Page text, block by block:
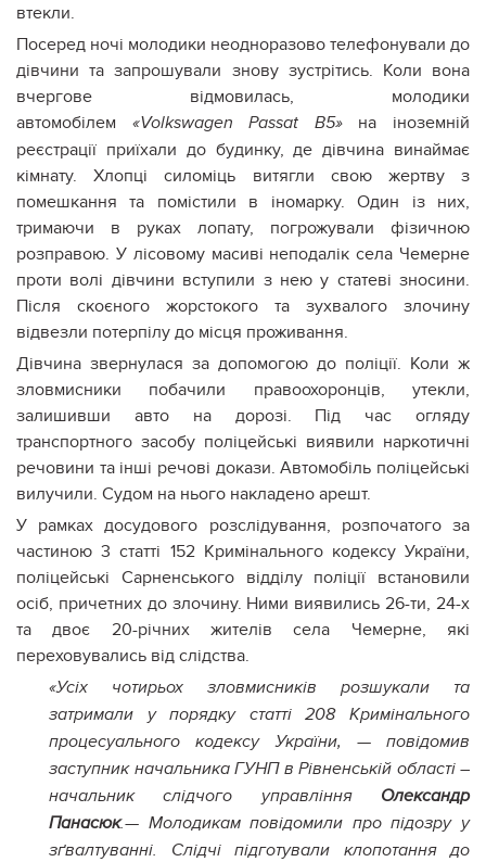
втекли.
Посеред ночі молодики неодноразово телефонували до
дівчини та запрошували знову зустрітись. Коли вона
вчергове відмовилась, молодики
автомобілем «Volkswagen Passat B5» на іноземній
реєстрації приїхали до будинку, де дівчина винаймає
кімнату. Хлопці силоміць витягли свою жертву з
помешкання та помістили в іномарку. Один із них,
тримаючи в руках лопату, погрожували фізичною
розправою. У лісовому масиві неподалік села Чемерне
проти волі дівчини вступили з нею у статеві зносини.
Після скоєного жорстокого та зухвалого злочину
відвезли потерпілу до місця проживання.
Дівчина звернулася за допомогою до поліції. Коли ж
зловмисники побачили правоохоронців, утекли,
залишивши авто на дорозі. Під час огляду
транспортного засобу поліцейські виявили наркотичні
речовини та інші речові докази. Автомобіль поліцейські
вилучили. Судом на нього накладено арешт.
У рамках досудового розслідування, розпочатого за
частиною 3 статті 152 Кримінального кодексу України,
поліцейські Сарненського відділу поліції встановили
осіб, причетних до злочину. Ними виявились 26-ти, 24-х
та двоє 20-річних жителів села Чемерне, які
переховувались від слідства.
«Усіх чотирьох зловмисників розшукали та
затримали у порядку статті 208 Кримінального
процесуального кодексу України, — повідомив
заступник начальника ГУНП в Рівненській області –
начальник слідчого управління Олександр
Панасюк.— Молодикам повідомили про підозру у
зґвалтуванні. Слідчі підготували клопотання до